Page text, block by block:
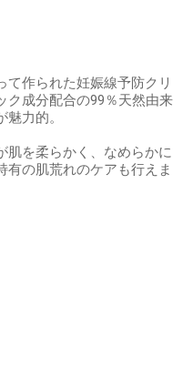
て作られた妊娠線予防クリ
ク成分配合の99％天然由来
力的。
肌を柔らかく、なめらかに
有の肌荒れのケアも行えま